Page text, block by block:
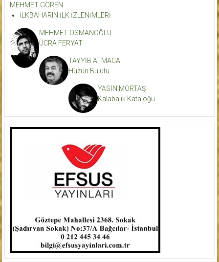
MEHMET GÖREN
İLKBAHARIN İLK İZLENİMLERİ
MEHMET OSMANOĞLU
ÜCRA FERYAT
TAYYİB ATMACA
Hüzün Bulutu
YASİN MORTAŞ
Kalabalık Kataloğu